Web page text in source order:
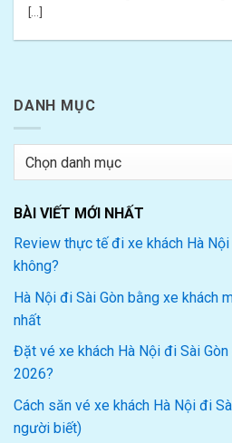
[...]
DANH MỤC
Danh
BÀI VIẾT MỚI NHẤT
Review thực tế đi xe khách Hà
không?
Hà Nội đi Sài Gòn bằng xe khách
nhất
Đặt vé xe khách Hà Nội đi Sài
2026?
Cách săn vé xe khách Hà Nội đi
người biết)